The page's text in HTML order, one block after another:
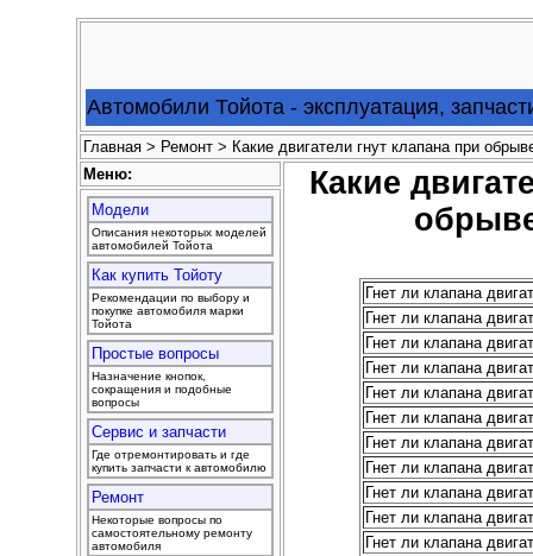
Автомобили Тойота - эксплуатация,
Главная > Ремонт > Какие двигатели гнут клапана при
Меню:
Какие
Гнет ли клапана
Гнет ли клапана
Гнет ли клапана
Гнет ли клапана
Гнет ли клапана
Гнет ли клапана
Гнет ли клапана
Гнет ли клапана
Гнет ли клапана
Гнет ли клапана
Гнет ли клапана
Модели
Описания некоторых моделей
автомобилей Тойота
Как купить Тойоту
Рекомендации по выбору и
покупке автомобиля марки
Тойота
Простые вопросы
Назначение кнопок,
сокращения и подобные
вопросы
Сервис и запчасти
Где отремонтировать и где
купить запчасти к автомобилю
Ремонт
Некоторые вопросы по
самостоятельному ремонту
автомобиля